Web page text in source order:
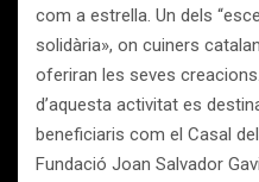
com a estrella. Un dels
solidària», on cuiners
oferiran les seves
d’aquesta activitat es
beneficiaris com el Casal
Fundació Joan Salvador